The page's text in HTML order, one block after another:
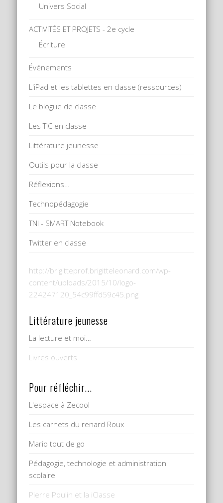
Univers Social
ACTIVITÉS ET PROJETS - 2e cycle
Écriture
Événements
L'iPad et les tablettes en classe (ressources)
Le blogue de classe
Les TIC en classe
Littérature jeunesse
Outils pour la classe
Réflexions…
Technopédagogie
TNI - SMART Notebook
Twitter en classe
http://brigitteprof.brigitteleonard.com/wp-
content/uploads/2015/10/logo-
224247120_54c99ffd59c45.png
Littérature jeunesse
La lecture et moi…
Livres ouverts
Pour réfléchir...
L'espace à Zecool
Les carnets du renard Roux
Mario tout de go
Pédagogie, technologie et administration
scolaire
Pierre Poulin et la iClasse